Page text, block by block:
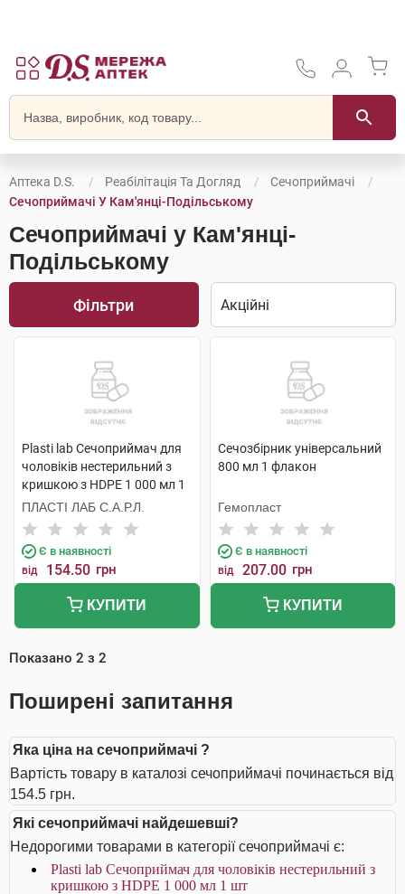
Аптека D.S. Реабілітація Та Догляд
Сечоприймачі
Сечоприймачі У Кам'янці-Подільському
Сечоприймачі у Кам'янці-
Подільському
Фільтри
Plasti lab Сечоприймач для
чоловіків нестерильний з
кришкою з HDPE 1 000 мл 1
шт
ПЛАСТІ ЛАБ С.А.Р.Л.
Є в наявності
від 154.50 грн
КУПИТИ
Сечозбірник універсальний
800 мл 1 флакон
Гемопласт
Є в наявності
від 207.00 грн
КУПИТИ
Показано 2 з 2
Поширені запитання
Яка ціна на сечоприймачі ?
Вартість товару в каталозі сечоприймачі починається від
154.5 грн.
Які сечоприймачі найдешевші?
Недорогими товарами в категорії сечоприймачі є:
Plasti lab Сечоприймач для чоловіків нестерильний з
кришкою з HDPE 1 000 мл 1 шт